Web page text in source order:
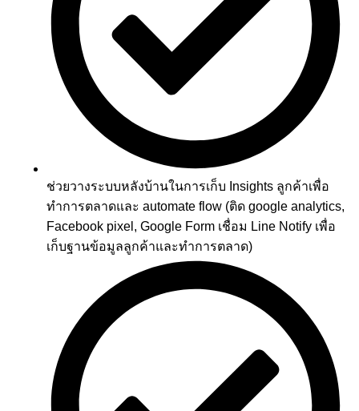
ช่วยวางระบบหลังบ้านในการเก็บ Insights ลูกค้าเพื่อ
ทำการตลาดและ automate flow (ติด google analytics,
Facebook pixel, Google Form เชื่อม Line Notify เพื่อ
เก็บฐานข้อมูลลูกค้าและทำการตลาด)